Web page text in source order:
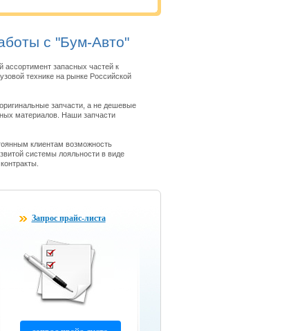
с "Бум-Авто"
запасных частей к
технике на рынке Российской
запчасти, а не дешевые
материалов. Наши запчасти
клиентам возможность
системы лояльности в виде
Запрос прайс-листа